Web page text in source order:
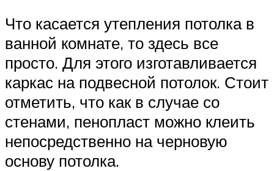
Что касается утепления потолка в
ванной комнате, то здесь все
просто. Для этого изготавливается
каркас на подвесной потолок. Стоит
отметить, что как в случае со
стенами, пенопласт можно клеить
непосредственно на черновую
основу потолка.